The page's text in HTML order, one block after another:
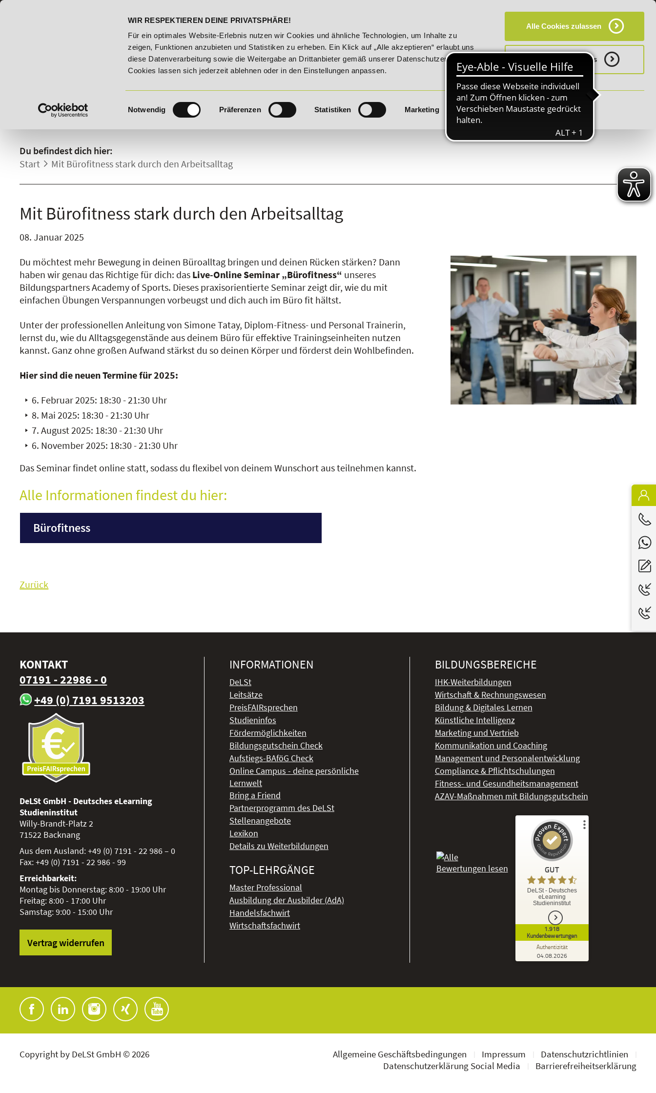
WIR RESPEKTIEREN DEINE PRIVATSPHÄRE!
Für ein optimales Website-Erlebnis nutzen wir Cookies und ähnliche Technologien, um Inhalte zu
zeigen, Funktionen anzubieten und Statistiken zu erheben. Ein Klick auf „Alle akzeptieren“ erlaubt uns
diese Datenverarbeitung sowie die Weitergabe an Drittanbieter gemäß unserer Datenschutzerklärung.
Cookies lassen sich jederzeit ablehnen oder in den Einstellungen anpassen.
Einwilligungsauswahl
Notwendig Präferenzen Statistiken Marketing Details zeigen
Alle Cookies zulassen
Notwenige Cookies
HÄUFIG GESTELLTE FRAGEN (FAQ) CAMPUS
25% Rabatt auf "E-Commerce Manager" vom 28. Juli - 06. August 2026! Unser Karrieretipp der Woche: 25% Rabatt auf "E-Commerce Manager" vom 28. Juli - 06. August 2026!
DETAILS.
Du befindest dich hier:
Start
Mit Bürofitness stark durch den Arbeitsalltag
Mit Bürofitness stark durch den Arbeitsalltag
08. Januar 2025
Du möchtest mehr Bewegung in deinen Büroalltag bringen und deinen Rücken stärken? Dann
haben wir genau das Richtige für dich: das Live-Online Seminar „Bürofitness“ unseres
Bildungspartners Academy of Sports. Dieses praxisorientierte Seminar zeigt dir, wie du mit
einfachen Übungen Verspannungen vorbeugst und dich auch im Büro fit hältst.
Unter der professionellen Anleitung von Simone Tatay, Diplom-Fitness- und Personal Trainerin,
lernst du, wie du Alltagsgegenstände aus deinem Büro für effektive Trainingseinheiten nutzen
kannst. Ganz ohne großen Aufwand stärkst du so deinen Körper und förderst dein Wohlbefinden.
Hier sind die neuen Termine für 2025:
6. Februar 2025: 18:30 - 21:30 Uhr
8. Mai 2025: 18:30 - 21:30 Uhr
7. August 2025: 18:30 - 21:30 Uhr
6. November 2025: 18:30 - 21:30 Uhr
Das Seminar findet online statt, sodass du flexibel von deinem Wunschort aus teilnehmen kannst.
Alle Informationen findest du hier:
Bürofitness
Zurück
KONTAKT
07191 - 22986 - 0
+49 (0) 7191 9513203
DeLSt GmbH - Deutsches eLearning
Studieninstitut
Willy-Brandt-Platz 2
71522 Backnang
Aus dem Ausland:+49 (0) 7191 - 22 986 – 0
Fax:+49 (0) 7191 - 22 986 - 99
Erreichbarkeit:
Montag bis Donnerstag: 8:00 - 19:00 Uhr
Freitag: 8:00 - 17:00 Uhr
Samstag: 9:00 - 15:00 Uhr
Vertrag widerrufen
INFORMATIONEN
DeLSt
Leitsätze
PreisFAIRsprechen
Studieninfos
Fördermöglichkeiten
Bildungsgutschein Check
Aufstiegs-BAföG Check
Online Campus - deine persönliche
Lernwelt
Bring a Friend
Partnerprogramm des DeLSt
Stellenangebote
Lexikon
Details zu Weiterbildungen
TOP-LEHRGÄNGE
Master Professional
Ausbildung der Ausbilder (AdA)
Handelsfachwirt
Wirtschaftsfachwirt
BILDUNGSBEREICHE
IHK-Weiterbildungen
Wirtschaft & Rechnungswesen
Bildung & Digitales Lernen
Künstliche Intelligenz
Marketing und Vertrieb
Kommunikation und Coaching
Management und Personalentwicklung
Compliance & Pflichtschulungen
Fitness- und Gesundheitsmanagement
AZAV-Maßnahmen mit Bildungsgutschein
GUT
DeLSt - Deutsches
eLearning
Studieninstitut
1.918
Kundenbewertungen
Authentizität
04.08.2026
Kundenbewertungen und Erfahrungen zu
DeLSt - Deutsches eLearning Studieninstitut
ProvenExpert.com
ProvenExpert.com
1.827
Bewertungen von
Copyright by DeLSt GmbH © 2026 Allgemeine Geschäftsbedingungen Impressum
Datenschutzrichtlinien
Datenschutzerklärung Social Media
Barrierefreiheitserklärung